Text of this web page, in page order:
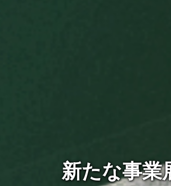
新たな事業